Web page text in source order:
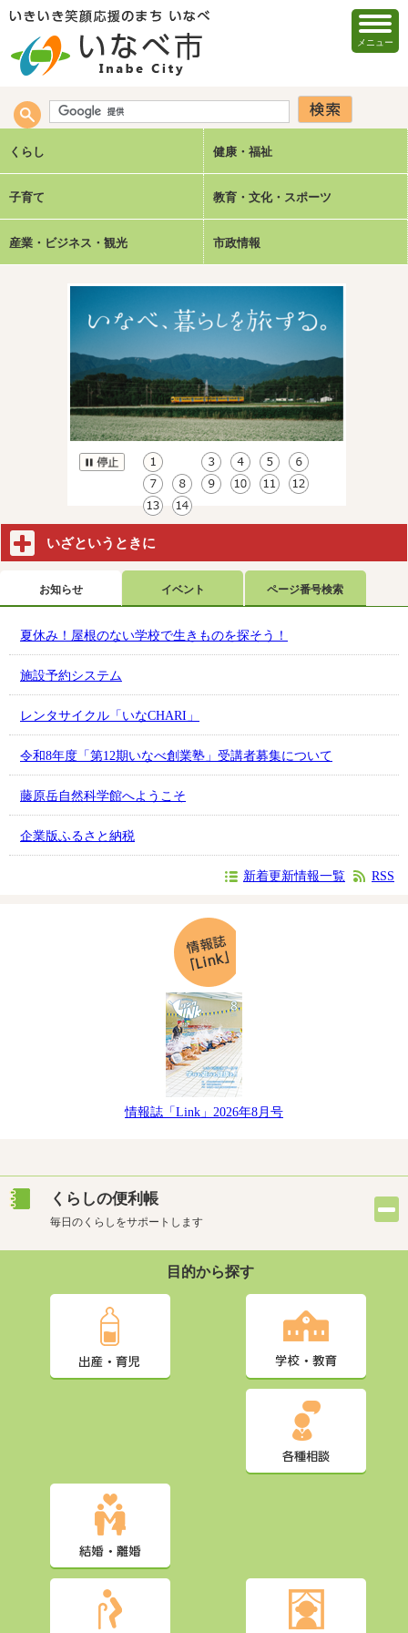
メニュー
くらし 健康・福祉
子育て 教育・文化・スポーツ
産業・ビジネス・観光 市政情報
いざというときに
お知らせ イベント ページ番号検索
夏休み！屋根のない学校で生きものを探そう！
施設予約システム
レンタサイクル「いなCHARI」
令和8年度「第12期いなべ創業塾」受講者募集について
藤原岳自然科学館へようこそ
企業版ふるさと納税
新着更新情報一覧 RSS
情報誌「Link」2026年8月号
くらしの便利帳
毎日のくらしをサポートします
目的から探す